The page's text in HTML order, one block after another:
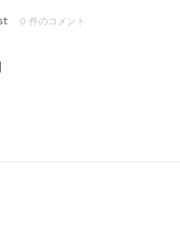
0 件のコメント